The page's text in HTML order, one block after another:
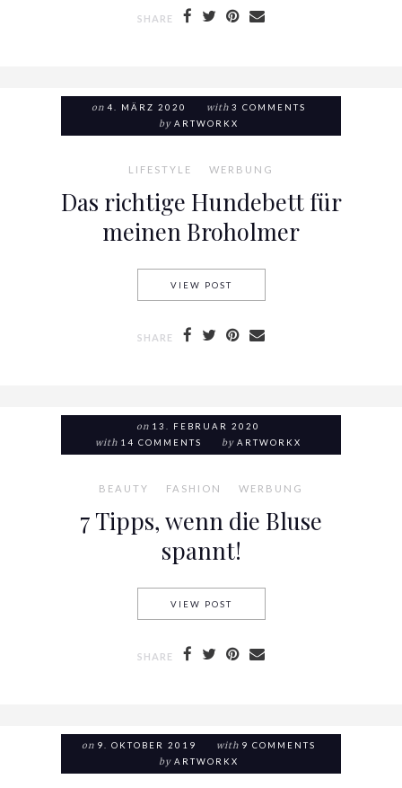
SHARE
on 4. MÄRZ 2020 with 3 COMMENTS
by ARTWORKX
LIFESTYLE WERBUNG
Das richtige Hundebett für
meinen Broholmer
VIEW POST
SHARE
on 13. FEBRUAR 2020
with 14 COMMENTS by ARTWORKX
BEAUTY FASHION WERBUNG
7 Tipps, wenn die Bluse
spannt!
VIEW POST
SHARE
on 9. OKTOBER 2019 with 9 COMMENTS
by ARTWORKX